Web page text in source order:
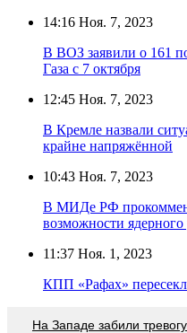
14:16 Ноя. 7, 2023
В ВОЗ заявили о 161
Газа с 7 октября
12:45 Ноя. 7, 2023
В Кремле назвали
крайне напряжённой
10:43 Ноя. 7, 2023
В МИДе РФ
возможности ядерного
11:37 Ноя. 1, 2023
КПП «Рафах»
На Западе забили